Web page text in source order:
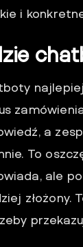
i
a
To
ale
złożony.